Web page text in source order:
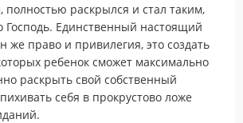
полностью раскрылся и стал таким,
Господь. Единственный настоящий
же право и привилегия, это создать
ребенок сможет максимально
раскрыть свой собственный
себя в прокрустово ложе